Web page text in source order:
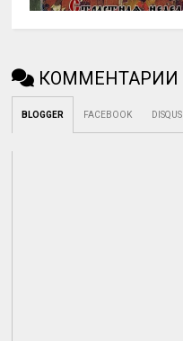
КОММЕНТАРИИ
BLOGGER FACEBOOK DISQUS